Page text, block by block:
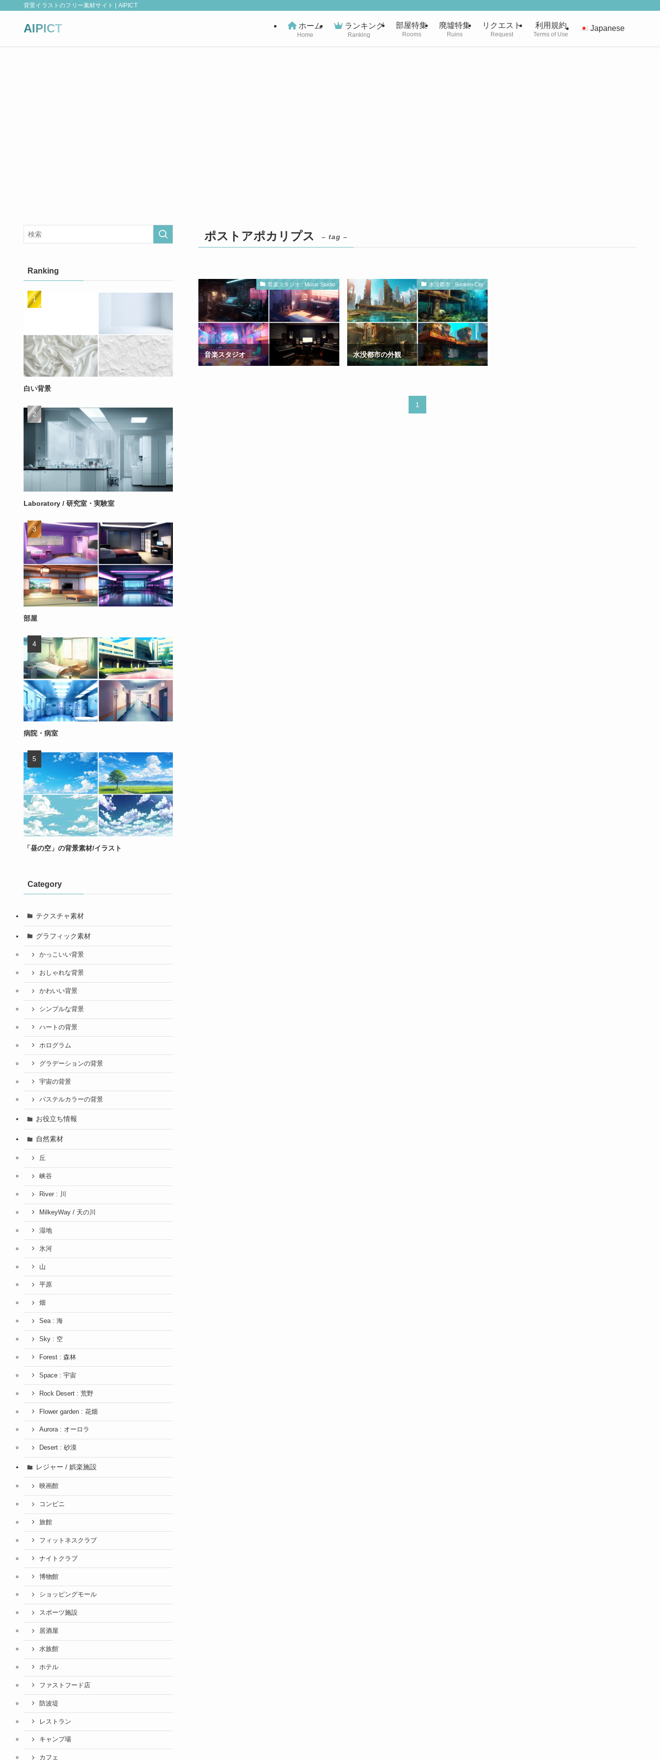
背景イラストのフリー素材サイト | AIPICT
AIPICT ホーム
Home
ランキング
Ranking
部屋特集
Rooms
廃墟特集
Ruins
リクエスト
Request
利用規約
Terms of Use
Japanese
ポストアポカリプス – tag –
音楽スタジオ : Music Studio
音楽スタジオ
水没都市 : Sunken City
水没都市の外観
1
Ranking
白い背景
Laboratory / 研究室・実験室
部屋
病院・病室
「昼の空」の背景素材/イラスト
Category
テクスチャ素材
グラフィック素材
かっこいい背景
おしゃれな背景
かわいい背景
シンプルな背景
ハートの背景
ホログラム
グラデーションの背景
宇宙の背景
パステルカラーの背景
お役立ち情報
自然素材
丘
峡谷
River : 川
MilkeyWay / 天の川
湿地
氷河
山
平原
畑
Sea : 海
Sky : 空
Forest : 森林
Space : 宇宙
Rock Desert : 荒野
Flower garden : 花畑
Aurora : オーロラ
Desert : 砂漠
レジャー / 娯楽施設
映画館
コンビニ
旅館
フィットネスクラブ
ナイトクラブ
博物館
ショッピングモール
スポーツ施設
居酒屋
水族館
ホテル
ファストフード店
防波堤
レストラン
キャンプ場
カフェ